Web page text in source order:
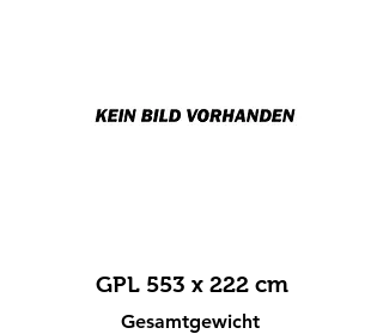
GPL 553 x 222 cm
Gesamtgewicht